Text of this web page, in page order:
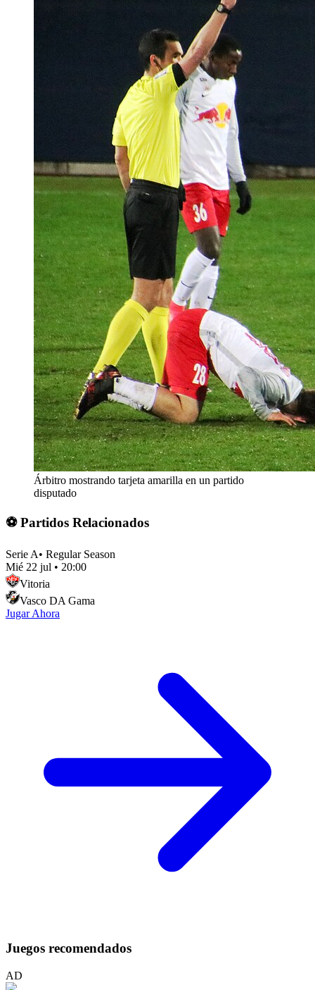
Árbitro mostrando tarjeta amarilla en un partido
disputado
⚽ Partidos Relacionados
Serie A• Regular Season
Mié 22 jul • 20:00
Vitoria
Vasco DA Gama
Jugar Ahora
Juegos recomendados
AD